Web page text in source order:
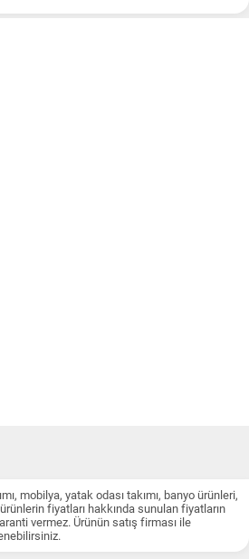
mobilya, yatak odası takımı, banyo ürünleri,
fiyatları hakkında sunulan fiyatların
vermez. Ürünün satış firması ile